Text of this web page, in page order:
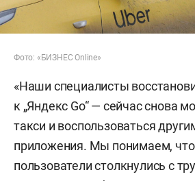
Фото: «БИЗНЕС Online»
«Наши специалисты
к „Яндекс Go“ — сейчас снова
такси и воспользоваться
приложения. Мы понимаем,
пользователи столкнулись с